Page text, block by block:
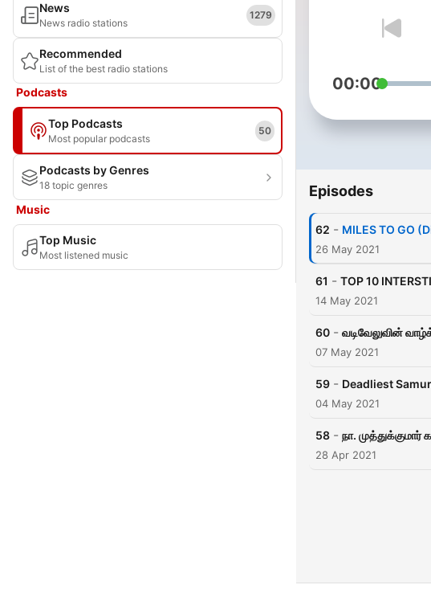
News
News radio stations
1279
Recommended
List of the best radio stations
Podcasts
Top Podcasts
Most popular podcasts
50
Podcasts by Genres
18 topic genres
Music
Top Music
Most listened music
00:00
Episodes
62 - MILES TO GO
26 May 2021
61 - TOP 10
14 May 2021
60 - வடிவேலுவின்
07 May 2021
59 - Deadliest
04 May 2021
58 - நா.
28 Apr 2021